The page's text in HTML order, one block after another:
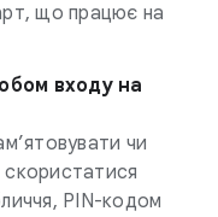
що працює на
входу на
чи
PIN-кодом